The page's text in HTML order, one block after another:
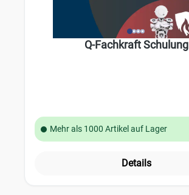
Q-Fachkraft Schulung
Mehr als 1000 Artikel auf Lager
Details